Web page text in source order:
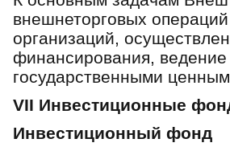
внешнеторговых
организаций,
финансирования,
государственными
VII Инвестиционные
Инвестиционный фонд